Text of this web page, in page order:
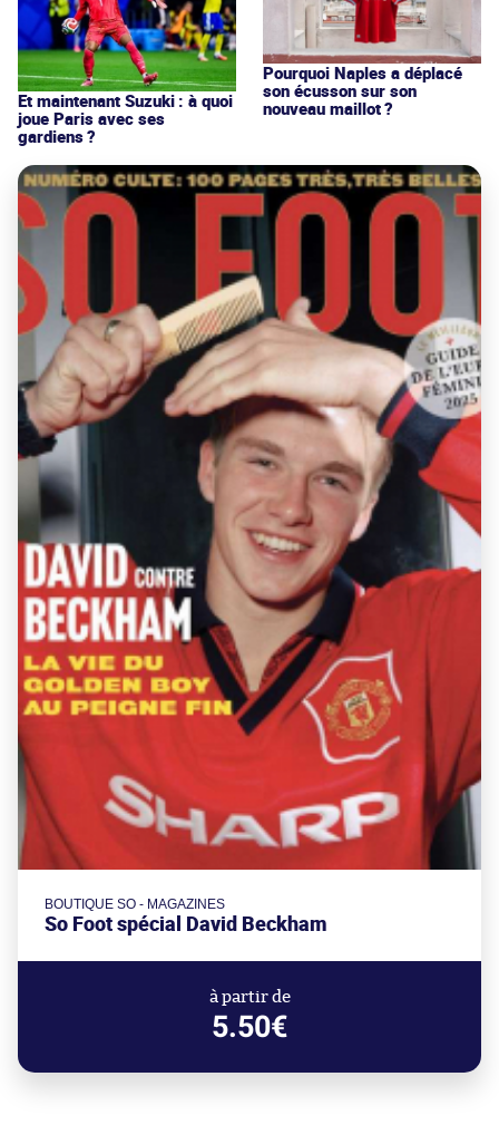
Et maintenant Suzuki : à quoi
joue Paris avec ses
gardiens ?
Pourquoi Naples a déplacé
son écusson sur son
nouveau maillot ?
BOUTIQUE SO - MAGAZINES
So Foot spécial David Beckham
à partir de
5.50€